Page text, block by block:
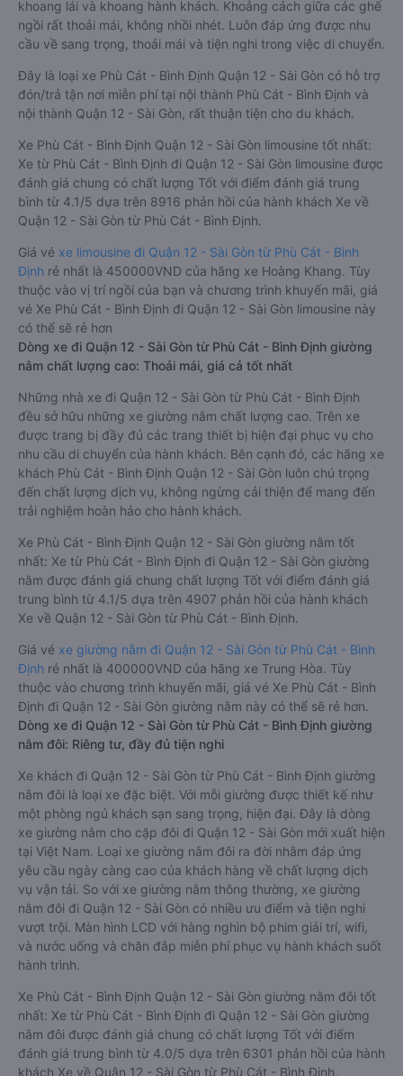
khoang lái và khoang hành khách. Khoảng cách giữa các ghế
ngồi rất thoải mái, không nhồi nhét. Luôn đáp ứng được nhu
cầu về sang trọng, thoải mái và tiện nghi trong việc di chuyển.
Đây là loại xe Phù Cát - Bình Định Quận 12 - Sài Gòn có hỗ trợ
đón/trả tận nơi miễn phí tại nội thành Phù Cát - Bình Định và
nội thành Quận 12 - Sài Gòn, rất thuận tiện cho du khách.
Xe Phù Cát - Bình Định Quận 12 - Sài Gòn limousine tốt nhất:
Xe từ Phù Cát - Bình Định đi Quận 12 - Sài Gòn limousine được
đánh giá chung có chất lượng Tốt với điểm đánh giá trung
bình từ 4.1/5 dựa trên 8916 phản hồi của hành khách Xe về
Quận 12 - Sài Gòn từ Phù Cát - Bình Định.
Giá vé xe limousine đi Quận 12 - Sài Gòn từ Phù Cát - Bình
Định rẻ nhất là 450000VND của hãng xe Hoàng Khang. Tùy
thuộc vào vị trí ngồi của bạn và chương trình khuyến mãi, giá
vé Xe Phù Cát - Bình Định đi Quận 12 - Sài Gòn limousine này
có thể sẽ rẻ hơn
Dòng xe đi Quận 12 - Sài Gòn từ Phù Cát - Bình Định giường
nằm chất lượng cao: Thoải mái, giá cả tốt nhất
Những nhà xe đi Quận 12 - Sài Gòn từ Phù Cát - Bình Định
đều sở hữu những xe giường nằm chất lượng cao. Trên xe
được trang bị đầy đủ các trang thiết bị hiện đại phục vụ cho
nhu cầu di chuyển của hành khách. Bên cạnh đó, các hãng xe
khách Phù Cát - Bình Định Quận 12 - Sài Gòn luôn chú trọng
đến chất lượng dịch vụ, không ngừng cải thiện để mang đến
trải nghiệm hoàn hảo cho hành khách.
Xe Phù Cát - Bình Định Quận 12 - Sài Gòn giường nằm tốt
nhất: Xe từ Phù Cát - Bình Định đi Quận 12 - Sài Gòn giường
nằm được đánh giá chung chất lượng Tốt với điểm đánh giá
trung bình từ 4.1/5 dựa trên 4907 phản hồi của hành khách
Xe về Quận 12 - Sài Gòn từ Phù Cát - Bình Định.
Giá vé xe giường nằm đi Quận 12 - Sài Gòn từ Phù Cát - Bình
Định rẻ nhất là 400000VND của hãng xe Trung Hòa. Tùy
thuộc vào chương trình khuyến mãi, giá vé Xe Phù Cát - Bình
Định đi Quận 12 - Sài Gòn giường nằm này có thể sẽ rẻ hơn.
Dòng xe đi Quận 12 - Sài Gòn từ Phù Cát - Bình Định giường
nằm đôi: Riêng tư, đầy đủ tiện nghi
Xe khách đi Quận 12 - Sài Gòn từ Phù Cát - Bình Định giường
nằm đôi là loại xe đặc biệt. Với mỗi giường được thiết kế như
một phòng ngủ khách sạn sang trọng, hiện đại. Đây là dòng
xe giường nằm cho cặp đôi đi Quận 12 - Sài Gòn mới xuất hiện
tại Việt Nam. Loại xe giường nằm đôi ra đời nhằm đáp ứng
yêu cầu ngày càng cao của khách hàng về chất lượng dịch
vụ vận tải. So với xe giường nằm thông thường, xe giường
nằm đôi đi Quận 12 - Sài Gòn có nhiều ưu điểm và tiện nghi
vượt trội. Màn hình LCD với hàng nghìn bộ phim giải trí, wifi,
và nước uống và chăn đắp miễn phí phục vụ hành khách suốt
hành trình.
Xe Phù Cát - Bình Định Quận 12 - Sài Gòn giường nằm đôi tốt
nhất: Xe từ Phù Cát - Bình Định đi Quận 12 - Sài Gòn giường
nằm đôi được đánh giá chung có chất lượng Tốt với điểm
đánh giá trung bình từ 4.0/5 dựa trên 6301 phản hồi của hành
khách Xe về Quận 12 - Sài Gòn từ Phù Cát - Bình Định.